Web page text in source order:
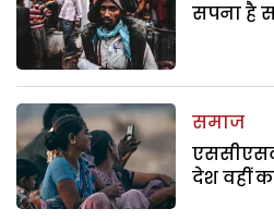
सपना है
समाज
देश वहीं